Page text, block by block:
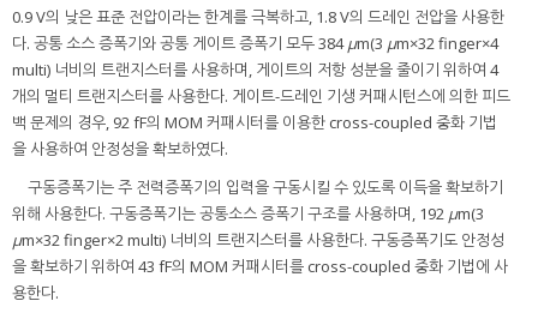
0.9 V의 낮은 표준 전압이라는 한계를 극복하고, 1.8 V의 드레인 전압을 사용한
다. 공통 소스 증폭기와 공통 게이트 증폭기 모두 384μm(3 μm×32 finger×4
multi) 너비의 트랜지스터를 사용하며, 게이트의 저항 성분을 줄이기 위하여 4
개의 멀티 트랜지스터를 사용한다. 게이트-드레인 기생 커패시턴스에 의한 피드
백 문제의 경우, 92 fF의 MOM 커패시터를 이용한 cross-coupled 중화 기법
을 사용하여 안정성을 확보하였다.
구동증폭기는 주 전력증폭기의 입력을 구동시킬 수 있도록 이득을 확보하기
위해 사용한다. 구동증폭기는 공통소스 증폭기 구조를 사용하며, 192 μm(3
μm×32 finger×2 multi) 너비의 트랜지스터를 사용한다. 구동증폭기도 안정성
을 확보하기 위하여 43 fF의 MOM 커패시터를 cross-coupled 중화 기법에 사
용한다.